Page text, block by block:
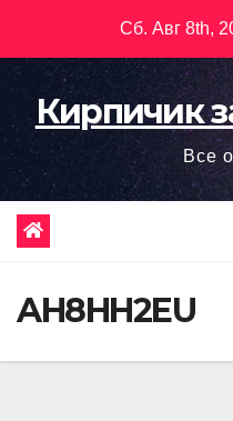
содержимому
Сб. Авг 8th,
Кирпичик
Все
AH8HH2EU